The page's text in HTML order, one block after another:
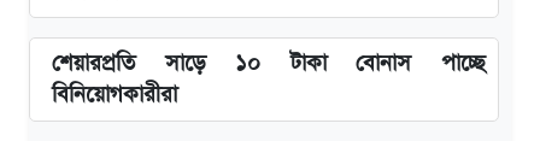
শেয়ারপ্রতি সাড়ে ১০ টাকা বোনাস পাচ্ছে
বিনিয়োগকারীরা